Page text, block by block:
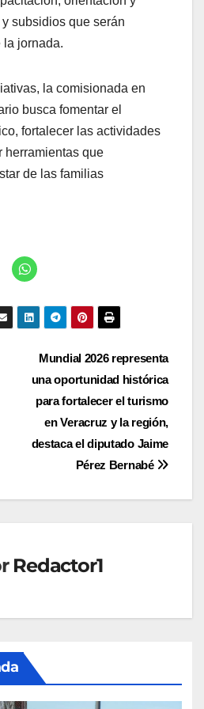
subsidios que serán
la jornada.
la comisionada en
busca fomentar el
fortalecer las actividades
herramientas que
de las familias
Mundial 2026 representa
una oportunidad histórica
para fortalecer el turismo
en Veracruz y la región,
destaca el diputado Jaime
Pérez Bernabé
Redactor1